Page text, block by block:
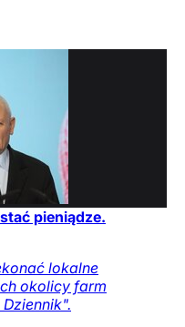
pieniądze.
lokalne
okolicy farm